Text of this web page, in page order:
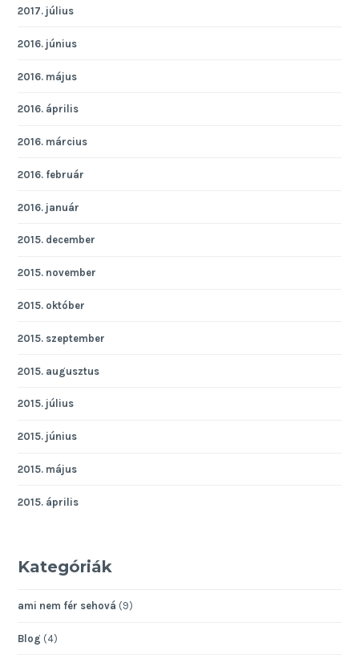
2017. július
2016. június
2016. május
2016. április
2016. március
2016. február
2016. január
2015. december
2015. november
2015. október
2015. szeptember
2015. augusztus
2015. július
2015. június
2015. május
2015. április
Kategóriák
ami nem fér sehová (9)
Blog (4)